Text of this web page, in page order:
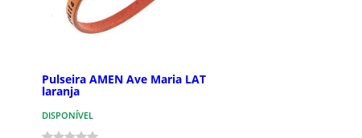
Pulseira AMEN Ave Maria LAT
laranja
DISPONÍVEL